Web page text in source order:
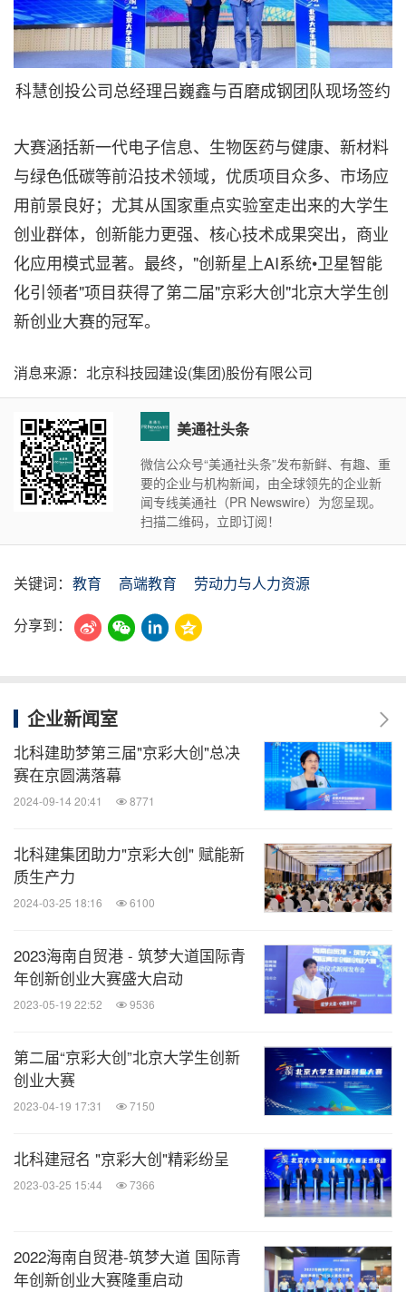
科慧创投公司总经理吕巍鑫与百磨成钢团队现场签约
大赛涵括新一代电子信息、生物医药与健康、新材料
与绿色低碳等前沿技术领域，优质项目众多、市场应
用前景良好；尤其从国家重点实验室走出来的大学生
创业群体，创新能力更强、核心技术成果突出，商业
化应用模式显著。最终，"创新星上AI系统•卫星智能
化引领者"项目获得了第二届"京彩大创"北京大学生创
新创业大赛的冠军。
消息来源：北京科技园建设(集团)股份有限公司
美通社头条
微信公众号“美通社头条”发布新鲜、有趣、重
要的企业与机构新闻，由全球领先的企业新
闻专线美通社（PR Newswire）为您呈现。
扫描二维码，立即订阅！
关键词： 教育 高端教育
劳动力与人力资源
分享到：
企业新闻室
北科建助梦第三届"京彩大创"总决
赛在京圆满落幕
2024-09-14 20:41 8771
北科建集团助力"京彩大创" 赋能新
质生产力
2024-03-25 18:16 6100
2023海南自贸港 - 筑梦大道国际青
年创新创业大赛盛大启动
2023-05-19 22:52 9536
第二届“京彩大创”北京大学生创新
创业大赛
2023-04-19 17:31 7150
北科建冠名 "京彩大创"精彩纷呈
2023-03-25 15:44 7366
2022海南自贸港-筑梦大道 国际青
年创新创业大赛隆重启动